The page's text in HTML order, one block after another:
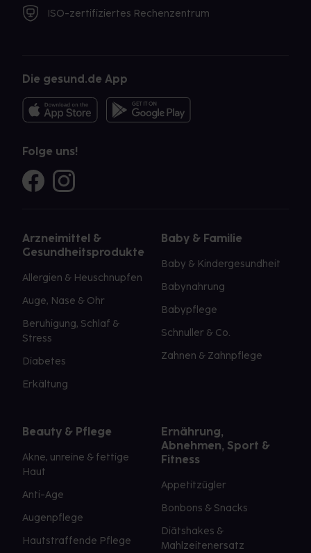
ISO-zertifiziertes Rechenzentrum
Die gesund.de App
Folge uns!
Arzneimittel &
Gesundheitsprodukte
Allergien & Heuschnupfen
Auge, Nase & Ohr
Beruhigung, Schlaf &
Stress
Diabetes
Erkältung
Baby & Familie
Baby & Kindergesundheit
Babynahrung
Babypflege
Schnuller & Co.
Zahnen & Zahnpflege
Beauty & Pflege
Akne, unreine & fettige
Haut
Anti-Age
Augenpflege
Hautstraffende Pflege
Ernährung,
Abnehmen, Sport &
Fitness
Appetitzügler
Bonbons & Snacks
Diätshakes &
Mahlzeitenersatz